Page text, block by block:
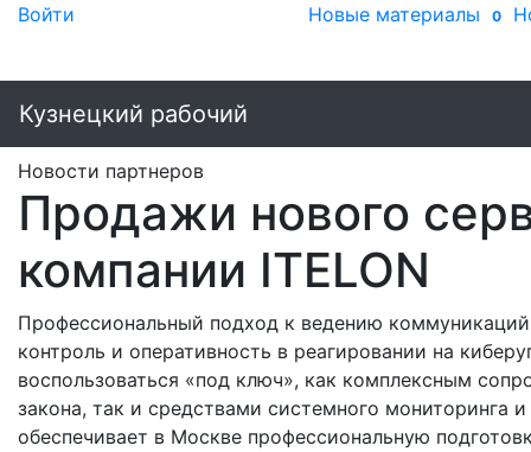
Войти Новые материалы 0
Кузнецкий рабочий
Новости партнеров
Продажи нового
компании ITELON
Профессиональный подход к ведению
контроль и оперативность в реагировании на
воспользоваться «под ключ», как комплексным
закона, так и средствами системного мониторинга
обеспечивает в Москве профессиональную